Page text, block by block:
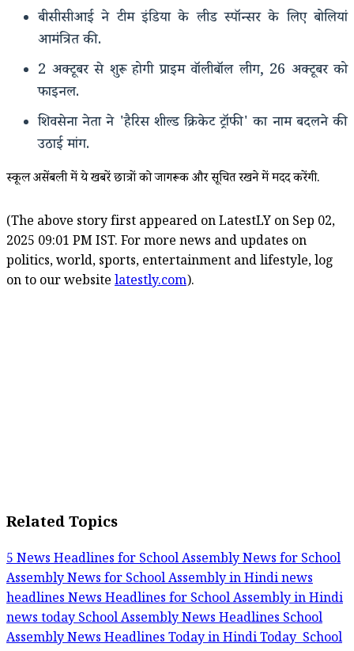
बीसीसीआई ने टीम इंडिया के लीड स्पॉन्सर के लिए बोलियां
आमंत्रित की.
2 अक्टूबर से शुरू होगी प्राइम वॉलीबॉल लीग, 26 अक्टूबर को
फाइनल.
शिवसेना नेता ने 'हैरिस शील्ड क्रिकेट ट्रॉफी' का नाम बदलने की
उठाई मांग.
स्कूल असेंबली में ये खबरें छात्रों को जागरूक और सूचित रखने में मदद करेंगी.
(The above story first appeared on LatestLY on Sep 02,
2025 09:01 PM IST. For more news and updates on
politics, world, sports, entertainment and lifestyle, log
on to our website latestly.com).
Related Topics
5 News Headlines for School AssemblyNews for School
AssemblyNews for School Assembly in Hindinews
headlinesNews Headlines for School Assembly in Hindi
news todaySchool Assembly News HeadlinesSchool
Assembly News Headlines Today in HindiToday School